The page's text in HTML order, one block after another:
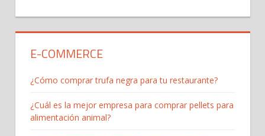
E-COMMERCE
¿Cómo comprar trufa negra para tu restaurante?
¿Cuál es la mejor empresa para comprar pellets para
alimentación animal?